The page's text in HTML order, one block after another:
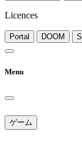
Licences
Portal DOOM
Menu
ゲーム